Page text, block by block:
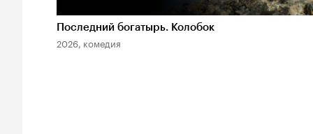
Последний богатырь. Колобок
2026, комедия